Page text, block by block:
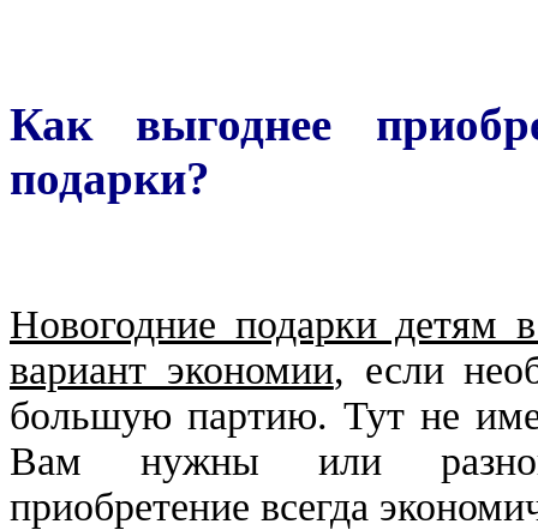
Как выгоднее
подарки?
Новогодние подарки
вариант экономии, если
большую партию. Тут не
Вам нужны или
приобретение всегда